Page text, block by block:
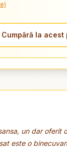
Cumpără la acest
un dar oferit
este o